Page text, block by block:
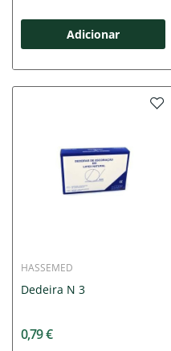
Adicionar
HASSEMED
Dedeira N 3
0,79 €